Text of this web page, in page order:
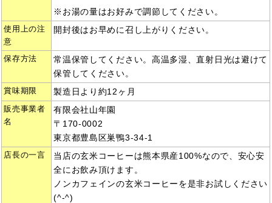
※お湯の量はお好みで調節してください。
使用上の注
意
開封後はお早めに召し上がりください。
保存方法
常温保管してください。高温多湿、直射日光は避けて
保管してください。
賞味期限 製造日より約12ヶ月
販売事業者
名
有限会社山年園
〒170-0002
東京都豊島区巣鴨3-34-1
店長の一言
当店の玄米コーヒーは熊本県産100%なので、安心安
全にお飲み頂けます。
ノンカフェインの玄米コーヒーを是非お試しください
(^-^)